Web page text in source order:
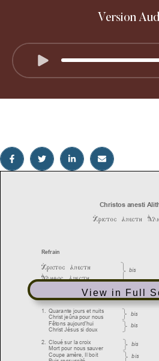
Version
View in Full